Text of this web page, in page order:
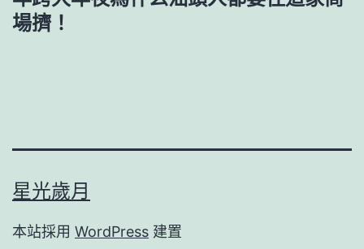
場擠！
星光歲月
本站採用 WordPress 建置